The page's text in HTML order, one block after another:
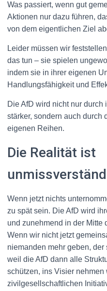
Was passiert, wenn gut
Aktionen nur dazu führen,
von dem eigentlichen Ziel
Leider müssen wir
das tun – sie spielen
indem sie in ihrer eigenen
Handlungsfähigkeit und
Die AfD wird nicht nur
stärker, sondern auch durch
eigenen Reihen.
Die Realität ist
Wenn jetzt nichts
zu spät sein. Die AfD wird
und zunehmend in der Mitte
Wenn wir nicht jetzt
niemanden mehr geben,
weil die AfD dann alle
schützen, ins Visier nehmen
zivilgesellschaftlichen